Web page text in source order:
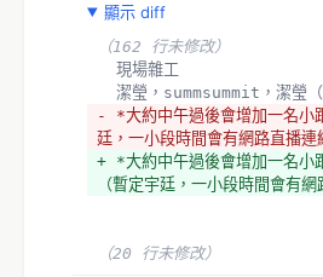
顯示 diff
（162 行未修改）
  現場雜工
潔瑩，summsummit，潔瑩（
- *大約中午過後會增加一名小
廷，一小段時間會有網路直播連
+ *大約中午過後會增加一名小
（暫定宇廷，一小段時間會有網
（20 行未修改）